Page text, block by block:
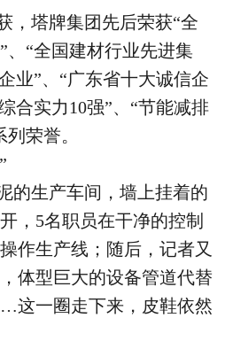
塔牌集团先后荣获“全
、“全国建材行业先进集
业”、“广东省十大诚信企
合实力10强”、“节能减排
荣誉。
生产车间，墙上挂着的
，5名职员在干净的控制
作生产线；随后，记者又
体型巨大的设备管道代替
这一圈走下来，皮鞋依然